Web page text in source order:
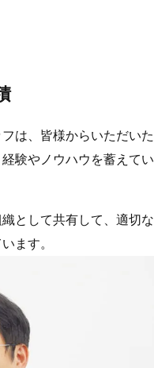
は、皆様からいただいた
験やノウハウを蓄えてい
として共有して、適切な
ます。